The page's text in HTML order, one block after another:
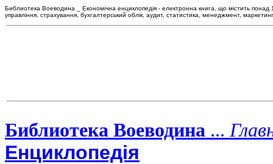
Библиотека Воеводина _ Економічна енциклопедія - електронна книга, що містить понад
управління, страхування, бухгалтерський облік, аудит, статистика, менеджмент, маркетинг
Библиотека Воеводина ...
Енциклопедія